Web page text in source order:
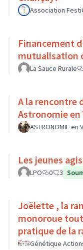
Association
Financement
mutualisation
La Sauce Rurale
A la rencontre
ASTRONOMIE en
Les jeunes
LPO 0 3
Joëlette , la
monoroue tout terrain
pratique de la
faisons du
Génétique